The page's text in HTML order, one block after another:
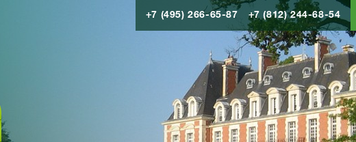
+7 (495) 266-65-87 +7 (812) 244-68-54